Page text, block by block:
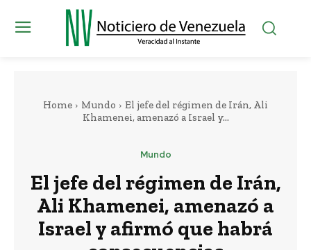
Home Mundo
El jefe del régimen de Irán, Ali
Khamenei, amenazó a Israel y...
Mundo
El jefe del régimen de Irán,
Ali Khamenei, amenazó a
Israel y afirmó que habrá